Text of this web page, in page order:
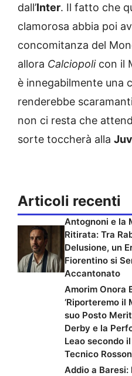
dall’Inter. Il fatto che
clamorosa abbia poi
concomitanza del
allora Calciopolicon il
è innegabilmente una
renderebbe
non ci resta che
sorte toccherà alla
Articoli recenti
Antognoni e la
Ritirata: Tra
Delusione, un
Fiorentino si
Accantonato
Amorim Onora
‘Riporteremo il
suo Posto
Derby e la
Leao secondo
Tecnico
Addio a Baresi: